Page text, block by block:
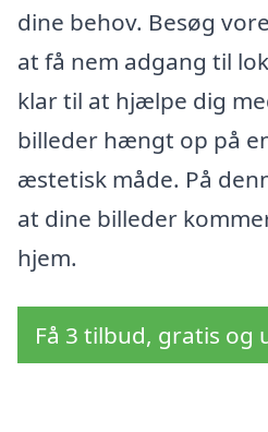
dine behov. Besøg
at få nem adgang til
klar til at hjælpe dig
billeder hængt op på
æstetisk måde. På
at dine billeder
hjem.
Få 3 tilbud, gratis og